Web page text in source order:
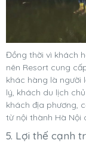
Đồng thời vì khách
nên Resort cung
khác hàng là người
lý, khách du lịch
khách địa phương,
từ nội thành Hà Nội
5. Lợi thế cạnh